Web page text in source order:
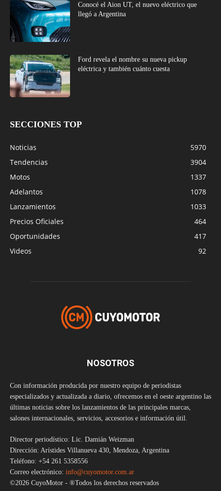
Conocé el Aion UT, el nuevo eléctrico que
llegó a Argentina
Ford revela el nombre su nueva pickup
eléctrica y también cuánto cuesta
SECCIONES TOP
Noticias
5970
Tendencias
3904
Motos
1337
Adelantos
1078
Lanzamientos
1033
Precios Oficiales
464
Oportunidades
417
Videos
92
NOSOTROS
Con información producida por nuestro equipo de periodistas
especializados y actualizada a diario, ofrecemos en el oeste argentino las
últimas noticias sobre los lanzamientos de las principales marcas,
salones internacionales, servicios, accesorios e información útil.
Director periodístico: Lic. Damián Weizman
Dirección: Arístides Villanueva 430, Mendoza, Argentina
Teléfono: +54 261 5358556
Correo electrónico: info@cuyomotor.com.ar
©2026 CuyoMotor - ®Todos los derechos reservados